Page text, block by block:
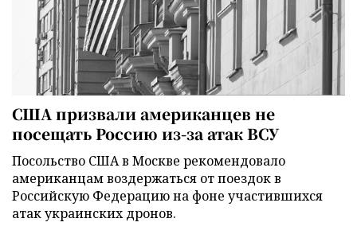
США призвали американцев не
посещать Россию из-за атак ВСУ
Посольство США в Москве рекомендовало
американцам воздержаться от поездок в
Российскую Федерацию на фоне участившихся
атак украинских дронов.